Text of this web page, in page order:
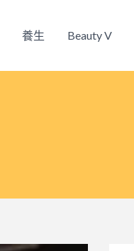
養生 Beauty V